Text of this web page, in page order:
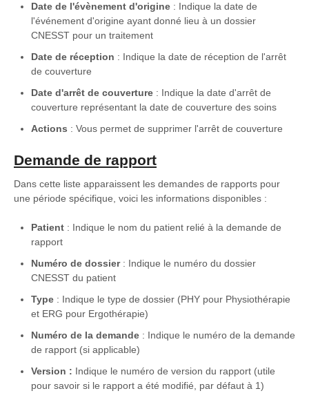
Date de l'évènement d'origine : Indique la date de
l'événement d'origine ayant donné lieu à un dossier
CNESST pour un traitement
Date de réception : Indique la date de réception de l'arrêt
de couverture
Date d'arrêt de couverture : Indique la date d'arrêt de
couverture représentant la date de couverture des soins
Actions : Vous permet de supprimer l'arrêt de couverture
Demande de rapport
Dans cette liste apparaissent les demandes de rapports pour
une période spécifique, voici les informations disponibles :
Patient : Indique le nom du patient relié à la demande de
rapport
Numéro de dossier: Indique le numéro du dossier
CNESST du patient
Type : Indique le type de dossier (PHY pour Physiothérapie
et ERG pour Ergothérapie)
Numéro de la demande : Indique le numéro de la demande
de rapport (si applicable)
Version : Indique le numéro de version du rapport (utile
pour savoir si le rapport a été modifié, par défaut à 1)